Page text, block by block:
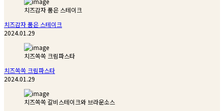
치즈감자 품은 스테이크
치즈감자 품은 스테이크
2024.01.29
치즈쏙쏙 크림파스타
치즈쏙쏙 크림파스타
2024.01.29
치즈쏙쏙 갈비스테이크와 브라운소스